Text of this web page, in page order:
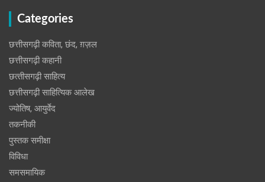
Categories
छत्तीसगढ़ी कविता, छंद, ग़ज़ल
छत्तीसगढ़ी कहानी
छत्‍तीसगढ़ी साहित्‍य
छत्तीसगढ़ी साहित्यिक आलेख
ज्योतिष, आयुर्वेद
तकनीकी
पुस्‍तक समीक्षा
विविधा
समसमायिक